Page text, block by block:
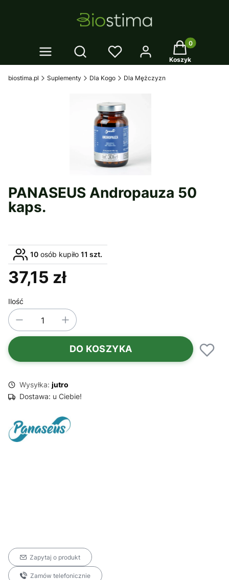
Otwórz wyszukiwarkę Twój koszyk:
Koszyk
biostima.pl Suplementy Dla Kogo Dla Mężczyzn
PANASEUS Andropauza 50
kaps.
10 osób kupiło 11 szt.
Cena
37,15 zł
Ilość
DO KOSZYKA
Wysyłka: jutro
Dostawa: u Ciebie!
Zapytaj o produkt
Zamów telefonicznie